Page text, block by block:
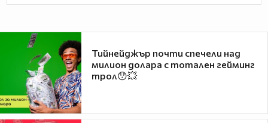
Тийнейджър почти спечели над
милион долара с тотален гейминг
трол😯💥